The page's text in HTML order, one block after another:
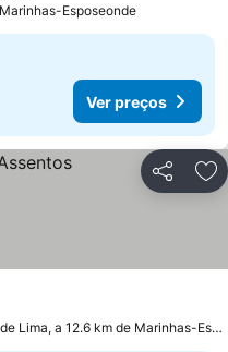
Esposeonde
Ver preços
Partilhar
Lima, a 12.6 km de Marinhas-